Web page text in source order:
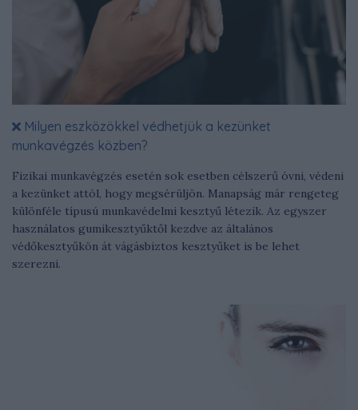
Milyen eszközökkel védhetjük a kezünket
munkavégzés közben?
Fizikai munkavégzés esetén sok esetben célszerű óvni, védeni
a kezünket attól, hogy megsérüljön. Manapság már rengeteg
különféle típusú munkavédelmi kesztyű létezik. Az egyszer
használatos gumikesztyűktől kezdve az általános
védőkesztyűkön át vágásbiztos kesztyűket is be lehet
szerezni.